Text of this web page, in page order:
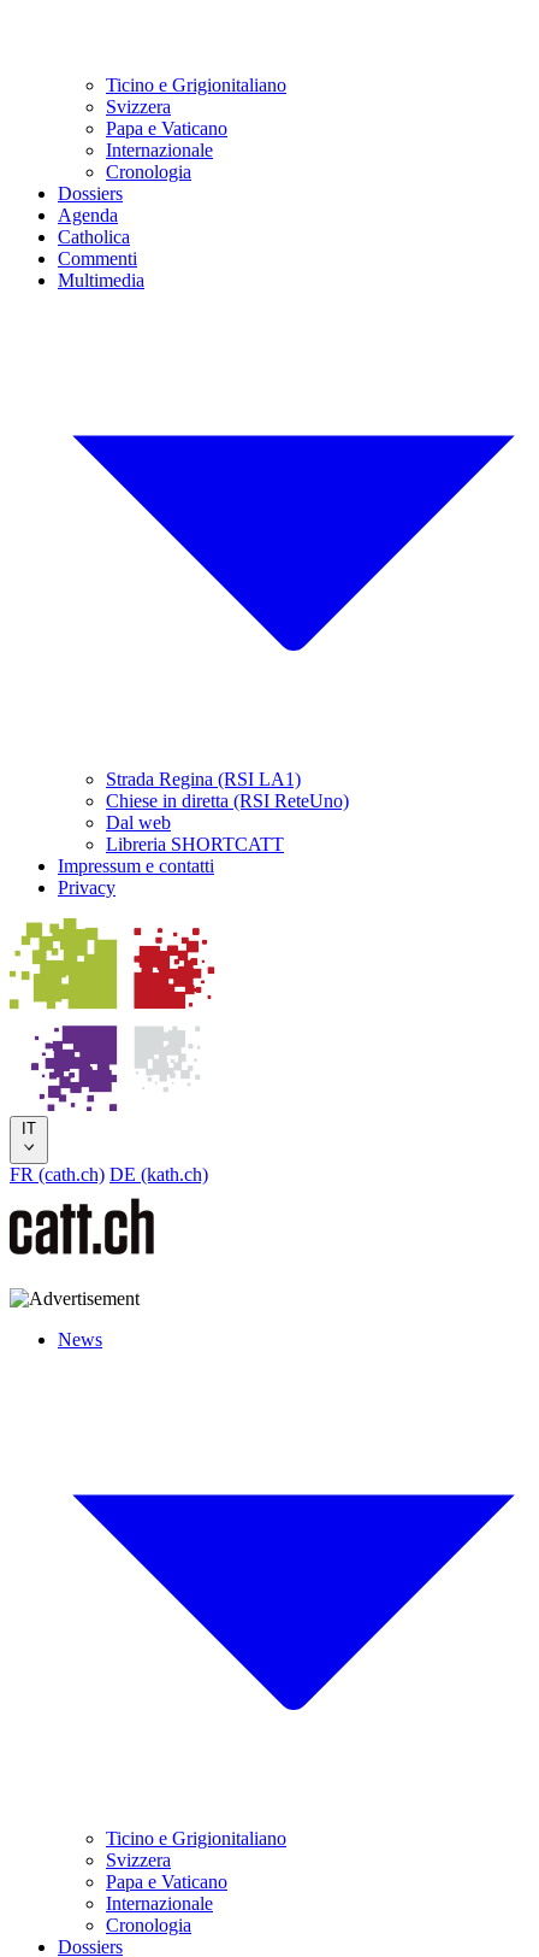
Ticino e Grigionitaliano
Svizzera
Papa e Vaticano
Internazionale
Cronologia
Dossiers
Agenda
Catholica
Commenti
Multimedia
Strada Regina (RSI LA1)
Chiese in diretta (RSI ReteUno)
Dal web
Libreria SHORTCATT
Impressum e contatti
Privacy
IT
FR (cath.ch) DE (kath.ch)
News
Ticino e Grigionitaliano
Svizzera
Papa e Vaticano
Internazionale
Cronologia
Dossiers